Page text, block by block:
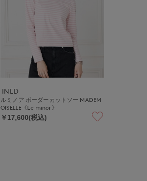
INED
ルミノア ボーダーカットソー MADEM
OISELLE《Le minor》
￥17,600(税込)